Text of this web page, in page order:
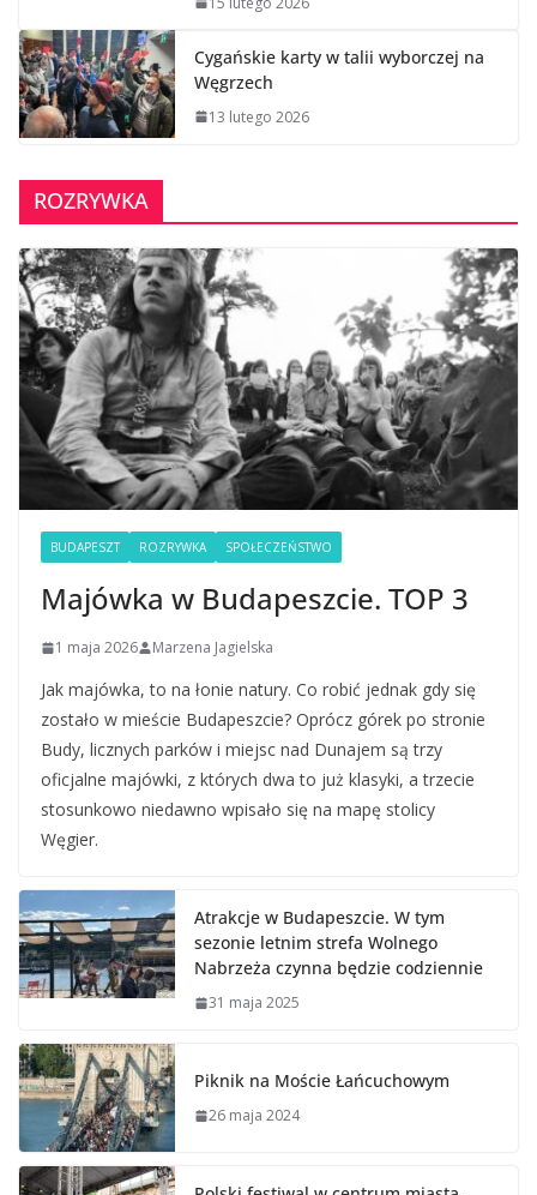
Cygańskie karty w talii wyborczej na
Węgrzech
13 lutego 2026
ROZRYWKA
BUDAPESZT ROZRYWKA SPOŁECZEŃSTWO
Majówka w Budapeszcie. TOP 3
1 maja 2026 Marzena Jagielska
Jak majówka, to na łonie natury. Co robić jednak gdy się
zostało w mieście Budapeszcie? Oprócz górek po stronie
Budy, licznych parków i miejsc nad Dunajem są trzy
oficjalne majówki, z których dwa to już klasyki, a trzecie
stosunkowo niedawno wpisało się na mapę stolicy
Węgier.
Atrakcje w Budapeszcie. W tym
sezonie letnim strefa Wolnego
Nabrzeża czynna będzie codziennie
31 maja 2025
Piknik na Moście Łańcuchowym
26 maja 2024